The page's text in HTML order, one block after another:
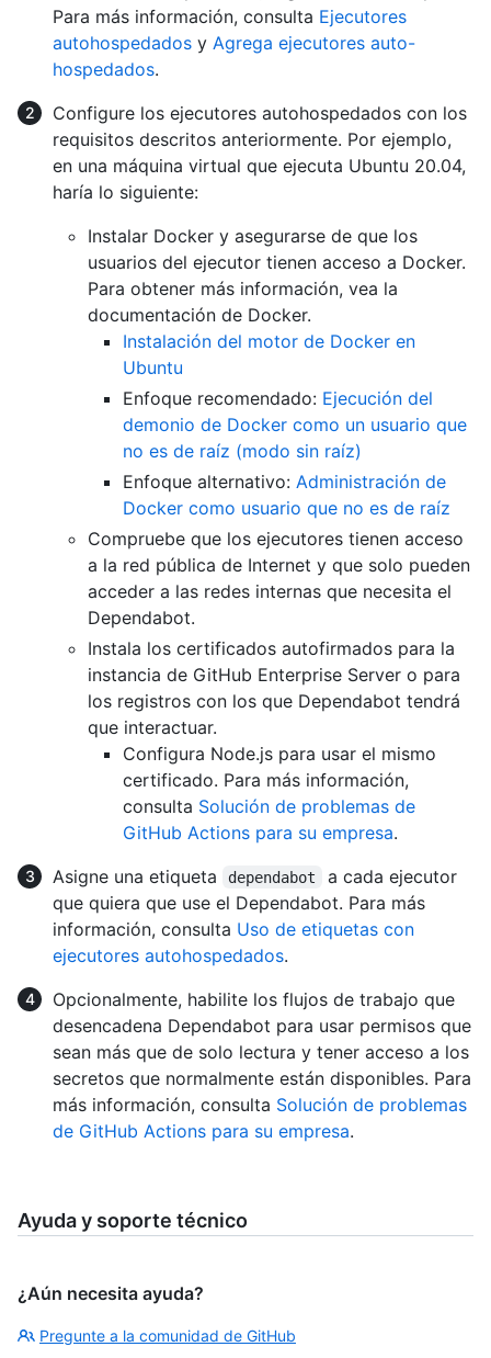
Para más información, consulta Ejecutores
autohospedados y Agrega ejecutores auto-
hospedados.
Configure los ejecutores autohospedados con los
requisitos descritos anteriormente. Por ejemplo,
en una máquina virtual que ejecuta Ubuntu 20.04,
haría lo siguiente:
Instalar Docker y asegurarse de que los
usuarios del ejecutor tienen acceso a Docker.
Para obtener más información, vea la
documentación de Docker.
Instalación del motor de Docker en
Ubuntu
Enfoque recomendado: Ejecución del
demonio de Docker como un usuario que
no es de raíz (modo sin raíz)
Enfoque alternativo: Administración de
Docker como usuario que no es de raíz
Compruebe que los ejecutores tienen acceso
a la red pública de Internet y que solo pueden
acceder a las redes internas que necesita el
Dependabot.
Instala los certificados autofirmados para la
instancia de GitHub Enterprise Server o para
los registros con los que Dependabot tendrá
que interactuar.
Configura Node.js para usar el mismo
certificado. Para más información,
consulta Solución de problemas de
GitHub Actions para su empresa.
Asigne una etiqueta
dependabot
a cada ejecutor
que quiera que use el Dependabot. Para más
información, consulta Uso de etiquetas con
ejecutores autohospedados.
Opcionalmente, habilite los flujos de trabajo que
desencadena Dependabot para usar permisos que
sean más que de solo lectura y tener acceso a los
secretos que normalmente están disponibles. Para
más información, consulta Solución de problemas
de GitHub Actions para su empresa.
Ayuda y soporte técnico
¿Aún necesita ayuda?
Pregunte a la comunidad de GitHub